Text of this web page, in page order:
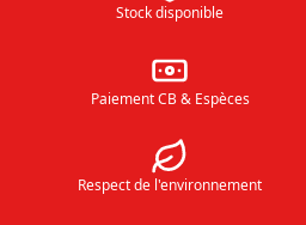
Stock disponible
Paiement CB & Espèces
Respect de l'environnement